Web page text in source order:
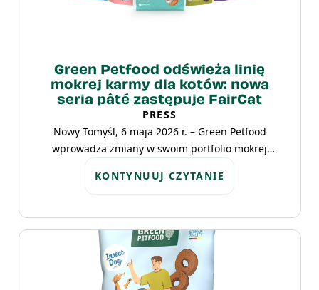
Green Petfood odświeża linię
mokrej karmy dla kotów: nowa
seria pâté zastępuje FairCat
PRESS
Nowy Tomyśl, 6 maja 2026 r. – Green Petfood
wprowadza zmiany w swoim portfolio mokrej
karmy dla kotów, prezentując odświeżoną linię
produktów. W ramach relaunchu dotychczasowa
Nowa oferta obejmuje sześć wariantów karmy
oraz multipack i odpowiada na różnorodne
potrzeby żywieniowe – od kociąt
po dorosłe koty z wrażliwymi układami
pokarmowymi. Wszystkie produkty bazują na
KONTYNUUJ CZYTANIE